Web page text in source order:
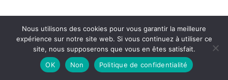
Nous utilisons des cookies pour vous garantir la meilleure
expérience sur notre site web. Si vous continuez à utiliser ce
site, nous supposerons que vous en êtes satisfait.
OK
Non Politique de confidentialité